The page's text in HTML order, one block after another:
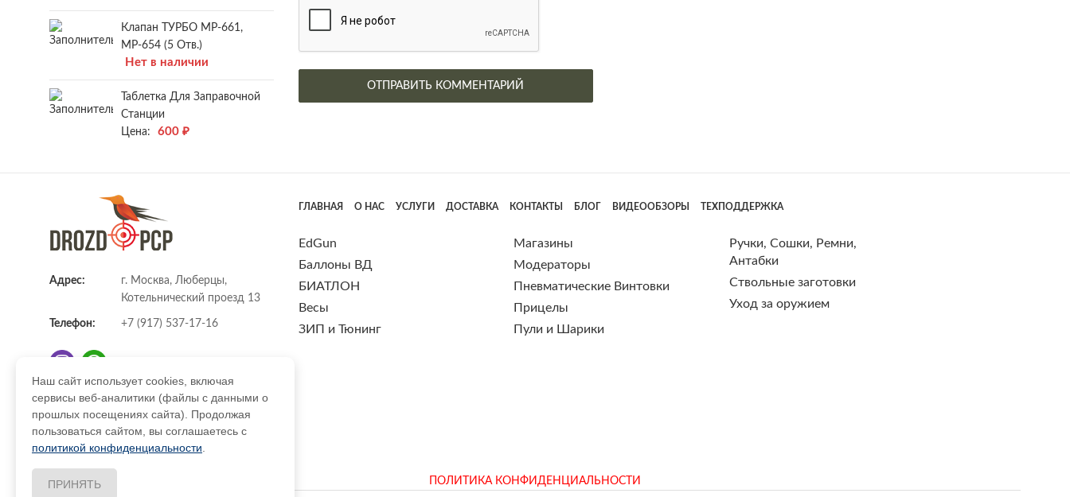
Клапан ТУРБО МР-661,
МР-654 (5 Отв.)
Нет в наличии
Таблетка Для Заправочной
Станции
Цена:
600 ₽
Адрес:
г. Москва, Люберцы,
Котельнический проезд 13
Телефон: +7 (917) 537-17-16
E-mail: info@DrozdPcp.ru
ГЛАВНАЯ О НАС УСЛУГИ ДОСТАВКА КОНТАКТЫ БЛОГ ВИДЕООБЗОРЫ ТЕХПОДДЕРЖКА
EdGun
Баллоны ВД
БИАТЛОН
Весы
ЗИП и Тюнинг
Магазины
Модераторы
Пневматические Винтовки
Прицелы
Пули и Шарики
Ручки, Сошки, Ремни,
Антабки
Ствольные заготовки
Уход за оружием
ПОЛИТИКА КОНФИДЕНЦИАЛЬНОСТИ
Наш сайт использует cookies, включая
сервисы веб-аналитики (файлы с данными о
прошлых посещениях сайта). Продолжая
пользоваться сайтом, вы соглашаетесь с
политикой конфиденциальности
ПРИНЯТЬ